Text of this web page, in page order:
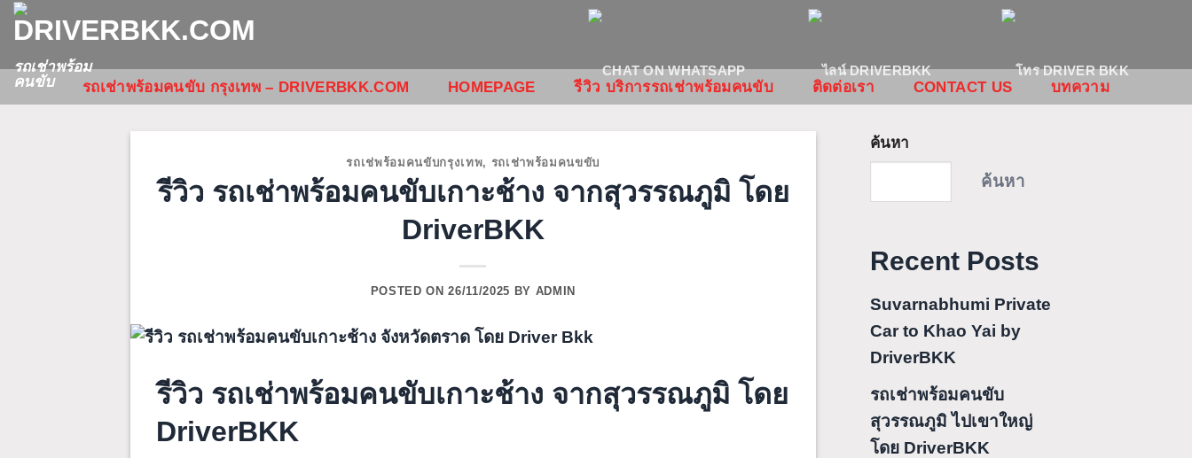
ข้าม
ไป
ยัง
เนื้อหา
รถเช่าพร้อม
คนขับ
รถเช่าพร้อมคนขับ กรุงเทพ – DRIVERBKK.COM HOMEPAGE รีวิว บริการรถเช่าพร้อมคนขับ ติดต่อเรา CONTACT US บทความ
รถเช่พร้อมคนขับกรุงเทพ, รถเช่าพร้อมคนขขับ
รีวิว รถเช่าพร้อมคนขับเกาะช้าง จากสุวรรณภูมิ โดย
DriverBKK
POSTED ON26/11/2025 BY ADMIN
รีวิว รถเช่าพร้อมคนขับเกาะช้าง จากสุวรรณภูมิ โดย
DriverBKK
ค้นหา
ค้นหา
Recent Posts
Suvarnabhumi Private
Car to Khao Yai by
DriverBKK
รถเช่าพร้อมคนขับ
สุวรรณภูมิ ไปเขาใหญ่
โดย DriverBKK